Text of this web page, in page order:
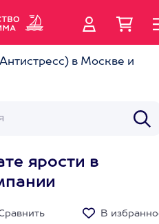
в Москве и
ярости в
В